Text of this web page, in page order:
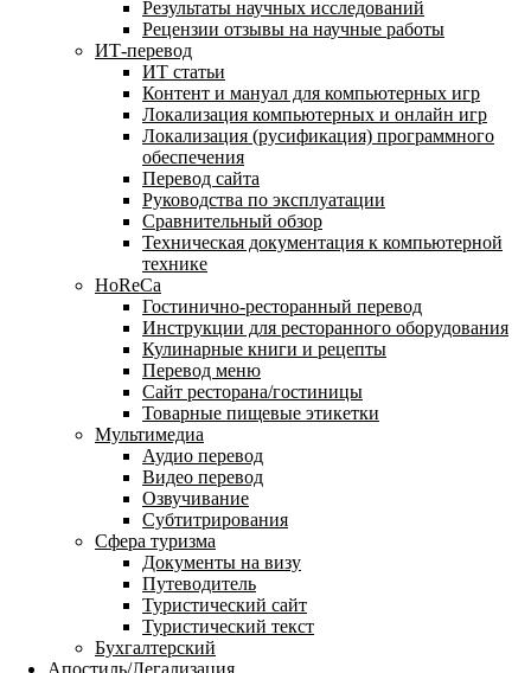
Результаты научных исследований
Рецензии отзывы на научные работы
ИТ-перевод
ИТ статьи
Контент и мануал для компьютерных игр
Локализация компьютерных и онлайн игр
Локализация (русификация) программного
обеспечения
Перевод сайта
Руководства по эксплуатации
Сравнительный обзор
Техническая документация к компьютерной
технике
HoReCa
Гостинично-ресторанный перевод
Инструкции для ресторанного оборудования
Кулинарные книги и рецепты
Перевод меню
Сайт ресторана/гостиницы
Товарные пищевые этикетки
Мультимедиа
Аудио перевод
Видео перевод
Озвучивание
Субтитрирования
Сфера туризма
Документы на визу
Путеводитель
Туристический сайт
Туристический текст
Бухгалтерский
Апостиль/Легализация